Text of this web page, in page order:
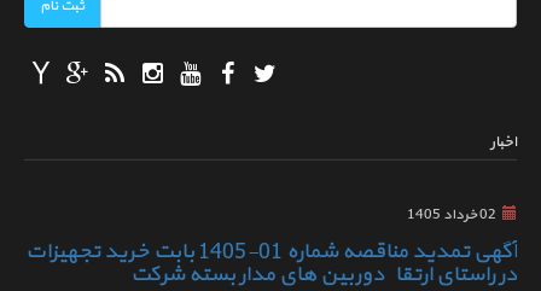
اخبار
02 خرداد 1405
آگهی تمدید مناقصه شماره 01-1405 بابت خرید تجهیزات
در راستای ارتقاء دوربین های مدار بسته شرکت